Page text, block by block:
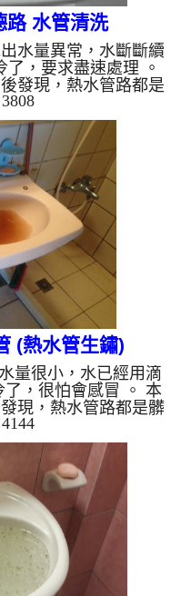
路 水管清洗
水量異常，水斷斷續
，要求盡速處理 。
發現，熱水管路都是
開始水頭管路就流出
樣，不斷噴出異物。
水的顏色慢慢變成透
成乾淨的清水。 清
管清洗機 ，將檸檬酸
生物膜軟化，透過空
周波就會把生物膜、
(熱水管生鏽)
量很小，水已經用滴
，很怕會感冒 。 本
現，熱水管路都是髒
一開始水頭管路就
水沒兩樣，然後不斷
斷流出來，水的顏色
少，最後變成乾淨的
脈衝式水管清洗機 ，
壁的鐵鏽及生物膜軟
力，這時高周波就會